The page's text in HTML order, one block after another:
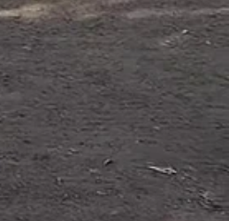
عقارات
عقارات للبيع
تفاصيل الإعلان
التفاصيل
قسم
عقارات للبيع
السعر
‪٦٠٠٬٠٠٠٬٠٠٠‬ دينار